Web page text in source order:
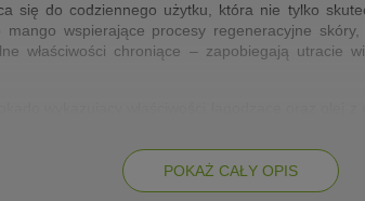
się do codziennego użytku, która nie tylko
wspierające procesy regeneracyjne
właściwości chroniące – zapobiegają utracie
martwy naskórek, odsłaniając gładkie i
POKAŻ CAŁY OPIS